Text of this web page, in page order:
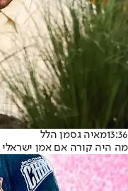
13:36מאיה גסמן הלל
מה היה קורה אם אמן ישראלי